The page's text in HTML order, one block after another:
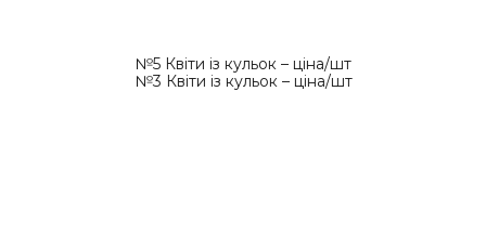
№5 Квіти із кульок – ціна/шт
№3 Квіти із кульок – ціна/шт